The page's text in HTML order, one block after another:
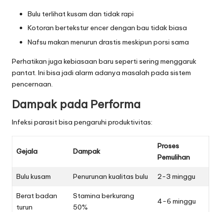
n
T
e
r
p
a
n
a
Bulu terlihat kusam dan tidak rapi
Kotoran bertekstur encer dengan bau tidak biasa
Nafsu makan menurun drastis meskipun porsi sama
Perhatikan juga kebiasaan baru seperti sering menggaruk
pantat. Ini bisa jadi alarm adanya masalah pada sistem
pencernaan.
Dampak pada Performa
Infeksi parasit bisa pengaruhi produktivitas:
Gejala Dampak
Proses
Pemulihan
Bulu kusam Penurunan kualitas bulu 2-3 minggu
Berat badan
turun
Stamina berkurang
50%
4-6 minggu